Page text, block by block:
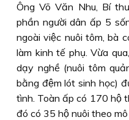
Ông Võ Văn Nhu, Bí
phần người dân ấp 5
ngoài việc nuôi tôm, bà
làm kinh tế phụ. Vừa
dạy nghề (nuôi tôm
bằng đệm lót sinh học)
tình. Toàn ấp có 170 hộ
đó có 35 hộ nuôi theo mô